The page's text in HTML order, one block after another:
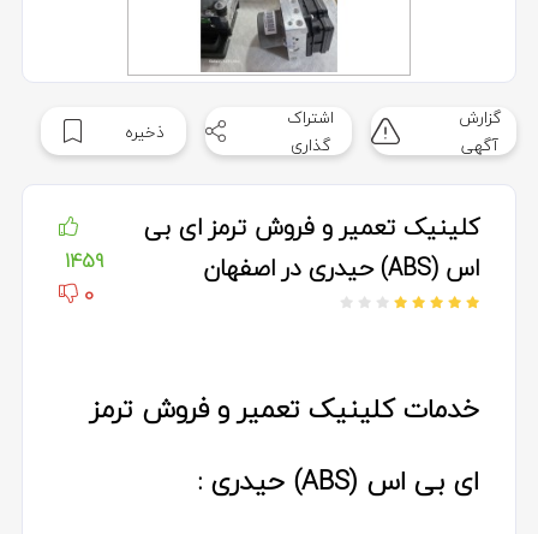
گزارش
آگهی
اشتراک
گذاری
ذخیره
کلینیک تعمیر و فروش ترمز ای بی
اس (ABS) حیدری در اصفهان
1459
0
خدمات کلینیک تعمیر و فروش ترمز
ای بی اس (ABS) حیدری :